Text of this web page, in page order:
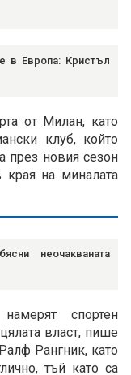
в Европа: Кристъл
от Милан, като
клуб, който
през новия сезон
на миналата
неочакваната
спортен
власт, пише
Рангник, като
тъй като са